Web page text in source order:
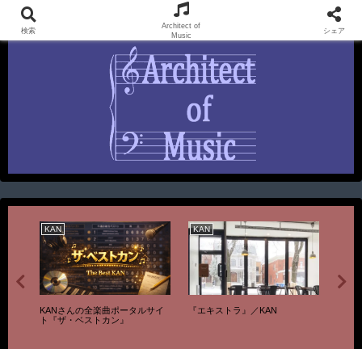
KAN UnOfficial FanSite & SEI Official FunSite
KAN
KANさんの全楽曲ポータルサイ
ト『ザ・ベストカン』
KAN
『エキストラ』／KAN
検索
Architect of
Music
シェア